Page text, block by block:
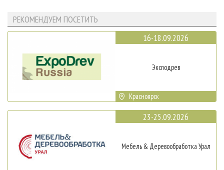
РЕКОМЕНДУЕМ ПОСЕТИТЬ
16-18.09.2026
Эксподрев
Красноярск
23-25.09.2026
Мебель & Деревообработка Урал